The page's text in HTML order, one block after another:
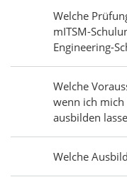
Welche
mITSM-
Engineering-
Welche
wenn ich mich
ausbilden
Welche